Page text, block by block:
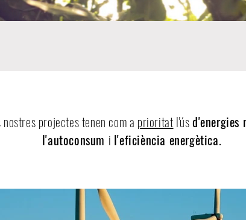
nostres projectes tenen com a prioritat l'úsd'energies
l'autoconsum i l'eficiència energètica.